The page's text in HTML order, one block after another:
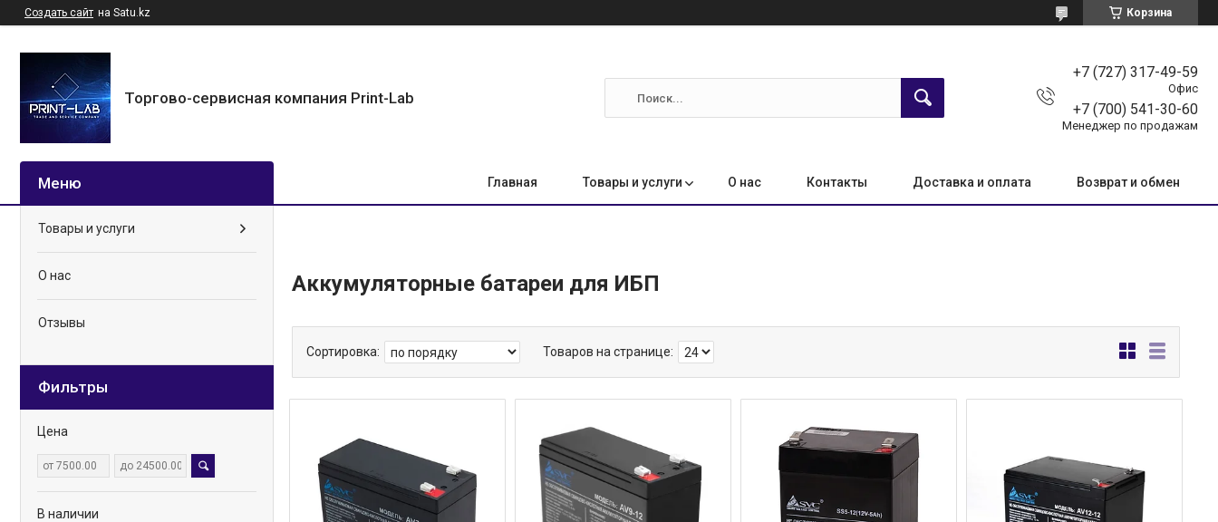
Создать сайт на Satu.kz Корзина
Торгово-сервисная компания Print-Lab
+7 (727) 317-49-59
Офис
+7 (700) 541-30-60
Менеджер по продажам
Главная Товары и услуги О нас Контакты Доставка и оплата Возврат и обмен
Аккумуляторные батареи для ИБП
Товары и услуги
О нас
Отзывы
Фильтры
Цена
В наличии